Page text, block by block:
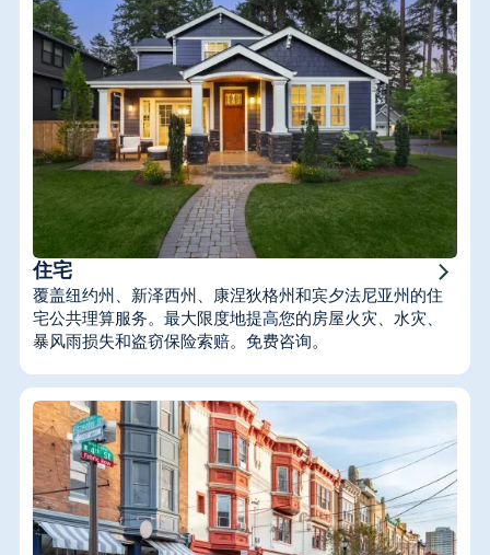
住宅
覆盖纽约州、新泽西州、康涅狄格州和宾夕法尼亚州的住
宅公共理算服务。最大限度地提高您的房屋火灾、水灾、
暴风雨损失和盗窃保险索赔。免费咨询。